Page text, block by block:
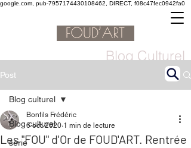
google.com, pub-7957174430108462, DIRECT, f08c47fec0942fa0
Blog Culturel
Post
Blog culturel
serie
Blog culturel
Les "FOU" d'Or de FOUD'ART. Rentrée
Bonfils Frédéric
6 oct. 2020 1 min de lecture